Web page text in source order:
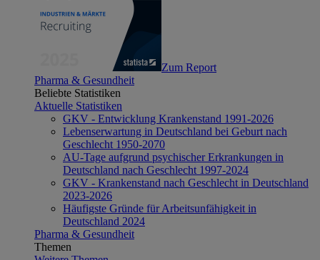
Zum Report
Pharma & Gesundheit
Beliebte Statistiken
Aktuelle Statistiken
GKV - Entwicklung Krankenstand 1991-2026
Lebenserwartung in Deutschland bei Geburt nach
Geschlecht 1950-2070
AU-Tage aufgrund psychischer Erkrankungen in
Deutschland nach Geschlecht 1997-2024
GKV - Krankenstand nach Geschlecht in Deutschland
2023-2026
Häufigste Gründe für Arbeitsunfähigkeit in
Deutschland 2024
Pharma & Gesundheit
Themen